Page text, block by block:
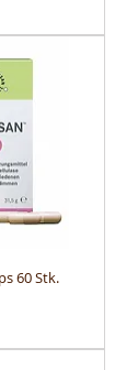
60 Stk.